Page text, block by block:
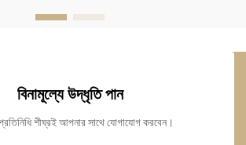
বিনামূল্যে উদ্ধৃতি পান
শীঘ্রই আপনার সাথে যোগাযোগ করবেন।